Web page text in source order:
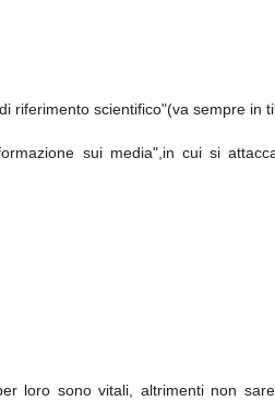
riferimento scientifico"(va sempre in
sui media",in cui si
loro sono vitali, altrimenti non